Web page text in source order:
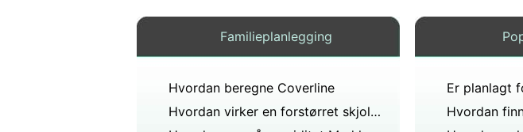
Familieplanlegging
Hvordan beregne Coverline
Hvordan virker en forstørret skjoldbrusk påvirke fruktbarheten ?